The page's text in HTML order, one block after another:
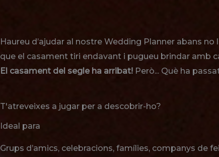
Haureu d’ajudar al nostre Wedding Planner abans
que el casament tiri endavant i pugueu brindar amb
El casament del segle ha arribat! Però... Què ha
T'atreveixes a jugar per a descobrir-ho?
Ideal para
Grups d’amics, celebracions, famílies, companys de